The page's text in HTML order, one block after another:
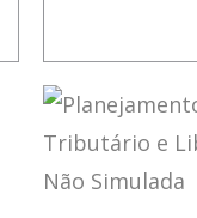
RICARDO
TORRES –
NORMAS
E